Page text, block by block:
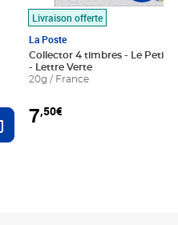
Ajouter au panier
Livraison offerte
La Poste
Collector 4 timbres - Le Petit
- Lettre Verte
20g / France
7,50€